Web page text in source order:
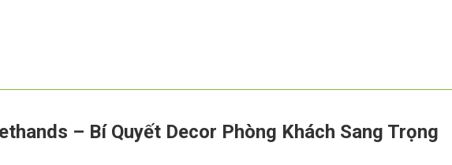
– Bí Quyết Decor Phòng Khách Sang Trọng